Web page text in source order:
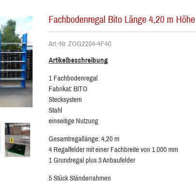
Fachbodenregal Bito Länge 4,20 m
Art.-Nr. ZOG2204-4F40
Artikelbeschreibung
1 Fachbodenregal
Fabrikat: BITO
Stecksystem
Stahl
einseitige Nutzung
Gesamtregallänge: 4,20 m
4 Regalfelder mit einer Fachbreite von 1.000 mm
1 Grundregal plus 3 Anbaufelder
5 Stück Ständerrahmen